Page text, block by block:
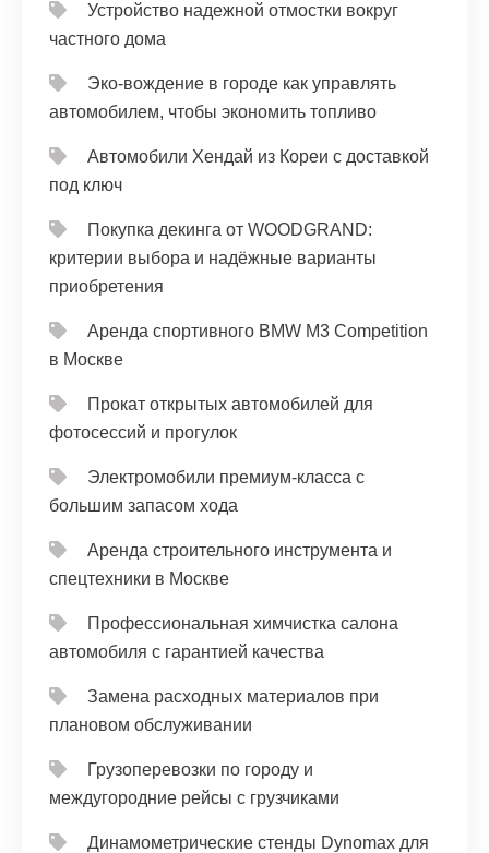
Устройство надежной отмостки вокруг
частного дома
Эко-вождение в городе как управлять
автомобилем, чтобы экономить топливо
Автомобили Хендай из Кореи с доставкой
под ключ
Покупка декинга от WOODGRAND:
критерии выбора и надёжные варианты
приобретения
Аренда спортивного BMW M3 Competition
в Москве
Прокат открытых автомобилей для
фотосессий и прогулок
Электромобили премиум-класса с
большим запасом хода
Аренда строительного инструмента и
спецтехники в Москве
Профессиональная химчистка салона
автомобиля с гарантией качества
Замена расходных материалов при
плановом обслуживании
Грузоперевозки по городу и
междугородние рейсы с грузчиками
Динамометрические стенды Dynomax для